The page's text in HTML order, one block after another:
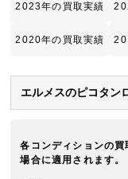
2023年の買取実績
2020年の買取実績
エルメスのピコタン
各コンディションの
場合に適用されます。